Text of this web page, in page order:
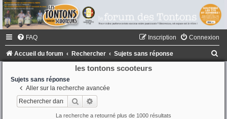
FAQ Connexion
Inscription
Accueil du forum Rechercher Sujets sans réponse
les tontons scooteurs
Sujets sans réponse
Aller sur la recherche avancée
Rechercher
La recherche a retourné plus de 1000 résultats